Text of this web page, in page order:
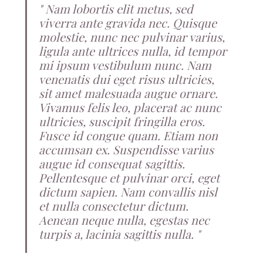
Nam lobortis elit metus, sed
viverra ante gravida nec. Quisque
molestie, nunc nec pulvinar varius,
ligula ante ultrices nulla, id tempor
mi ipsum vestibulum nunc. Nam
venenatis dui eget risus ultricies,
sit amet malesuada augue ornare.
Vivamus felis leo, placerat ac nunc
ultricies, suscipit fringilla eros.
Fusce id congue quam. Etiam non
accumsan ex. Suspendisse varius
augue id consequat sagittis.
Pellentesque et pulvinar orci, eget
dictum sapien. Nam convallis nisl
et nulla consectetur dictum.
Aenean neque nulla, egestas nec
turpis a, lacinia sagittis nulla.